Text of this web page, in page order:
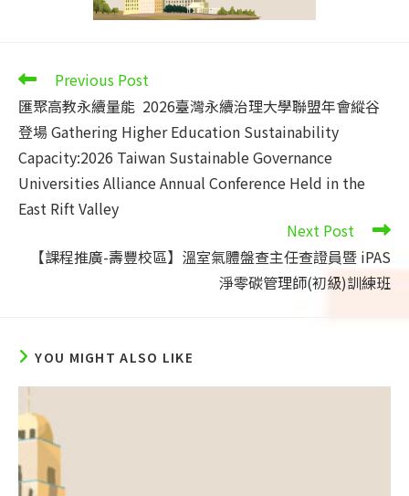
Read
articles
Previous Post
匯聚高教永續量能 2026臺灣永續治理大學聯盟年會縱谷
登場 Gathering Higher Education Sustainability
Capacity:2026 Taiwan Sustainable Governance
Universities Alliance Annual Conference Held in the
East Rift Valley
Next Post
【課程推廣-壽豐校區】溫室氣體盤查主任查證員暨 iPAS
淨零碳管理師(初級)訓練班
YOU MIGHT ALSO LIKE